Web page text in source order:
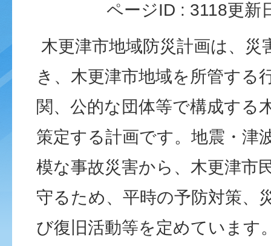
ページID : 3118更新
木更津市地域防災計画は、災
き、木更津市地域を所管する
関、公的な団体等で構成する
策定する計画です。地震・津
模な事故災害から、木更津市
守るため、平時の予防対策、
び復旧活動等を定めています